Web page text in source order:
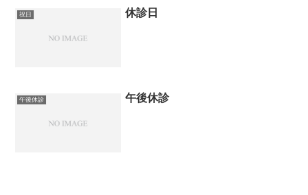
祝日 休診日
午後休診 午後休診